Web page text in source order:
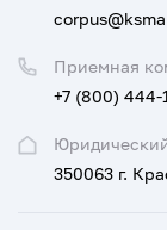
350063 г.
Приемная
+7 (800) 444-